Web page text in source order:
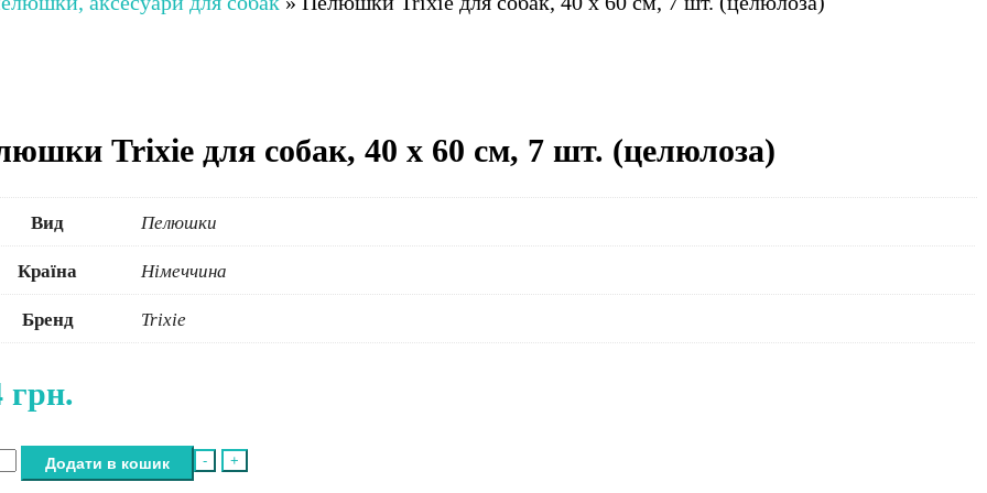
Trixie для собак, 40 x 60 см, 7 шт. (целюлоза)
Вид Пелюшки
Країна Німеччина
Бренд Trixie
грн.
- +
Додати в кошик